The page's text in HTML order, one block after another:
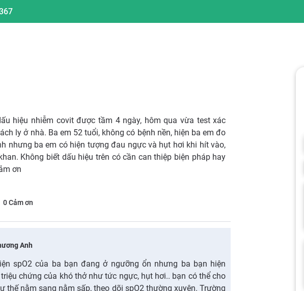
hiệu nhiễm covit được tầm 4 ngày, hôm qua vừa test xác
ly ở nhà. Ba em 52 tuổi, không có bệnh nền, hiện ba em đo
nhưng ba em có hiện tượng đau ngực và hụt hơi khi hít vào,
Không biết dấu hiệu trên có cần can thiệp biện pháp hay
ơn
0Cảm ơn
Anh
spO2 của ba bạn đang ở ngưỡng ổn nhưng ba bạn hiện
chứng của khó thở như tức ngực, hụt hơi.. bạn có thể cho
thế nằm sang nằm sấp, theo dõi spO2 thường xuyên. Trường